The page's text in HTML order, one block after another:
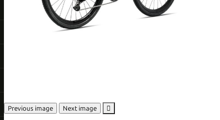
Previous image Next image 